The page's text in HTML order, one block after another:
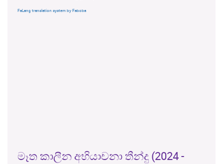
FaLang translation system by Faboba
මෑත කාලීන අභියාචනා තීන්දු (2024 -